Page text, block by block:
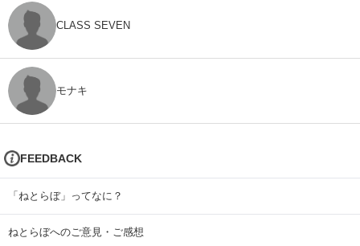
CLASS SEVEN
モナキ
FEEDBACK
「ねとらぼ」ってなに？
ねとらぼへのご意見・ご感想